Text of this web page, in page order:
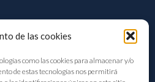
de las cookies
como las cookies para almacenar y/o
de estas tecnologías nos permitirá